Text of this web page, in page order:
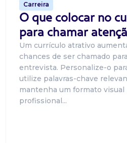
Carreira
O que colocar no
para chamar
Um currículo atrativo
chances de ser chamado
entrevista. Personalize-o
utilize palavras-chave
mantenha um formato visual
profissional...